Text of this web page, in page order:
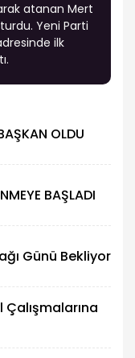
atanan Mert
Yeni Parti
ilk
OLDU
BAŞLADI
Günü Bekliyor
Çalışmalarına